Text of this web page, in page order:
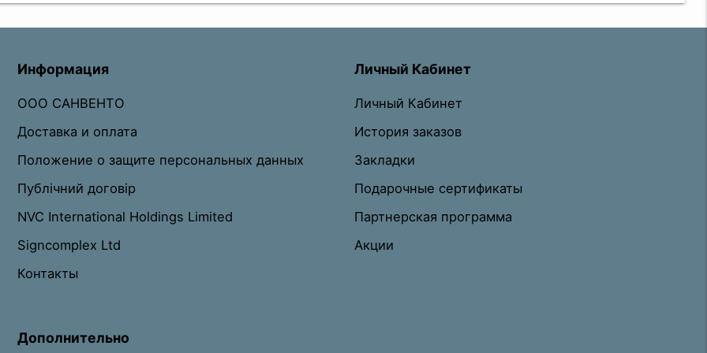
Информация
ООО САНВЕНТО
Доставка и оплата
Положение о защите персональных данных
Публічний договір
NVC International Holdings Limited
Signcomplex Ltd
Контакты
Личный Кабинет
Личный Кабинет
История заказов
Закладки
Подарочные сертификаты
Партнерская программа
Акции
Дополнительно